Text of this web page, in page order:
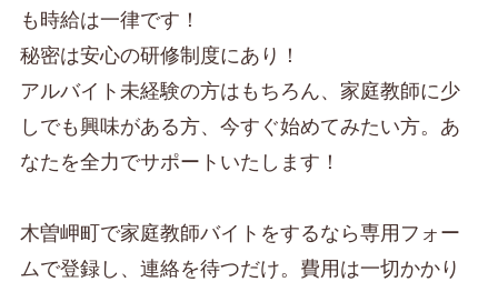
も時給は一律です！
秘密は安心の研修制度にあり！
アルバイト未経験の方はもちろん、家庭教師に少
しでも興味がある方、今すぐ始めてみたい方。あ
なたを全力でサポートいたします！
木曽岬町で家庭教師バイトをするなら専用フォー
ムで登録し、連絡を待つだけ。費用は一切かかり